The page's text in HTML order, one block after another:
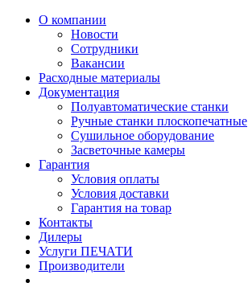
О компании
Новости
Сотрудники
Вакансии
Расходные материалы
Документация
Полуавтоматические станки
Ручные станки плоскопечатные
Сушильное оборудование
Засветочные камеры
Гарантия
Условия оплаты
Условия доставки
Гарантия на товар
Контакты
Дилеры
Услуги ПЕЧАТИ
Производители